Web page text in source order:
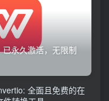
永久激活，无限制
全面且免费的在